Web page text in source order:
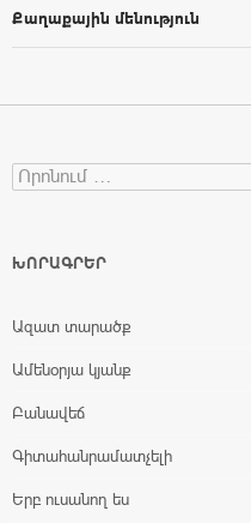
Քաղաքային մենություն
Search for:
ԽՈՐԱԳՐԵՐ
Ազատ տարածք
Ամենօրյա կյանք
Բանավեճ
Գիտահանրամատչելի
Երբ ուսանող ես